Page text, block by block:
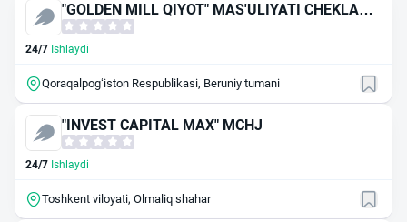
"GOLDEN MILL QIYOT" MAS'ULIYATI CHEKLANG
AN JAMIYAT
24/7 Ishlaydi
Qoraqalpog‘iston Respublikasi, Beruniy tumani
"INVEST CAPITAL MAX" MCHJ
24/7 Ishlaydi
Toshkent viloyati, Olmaliq shahar